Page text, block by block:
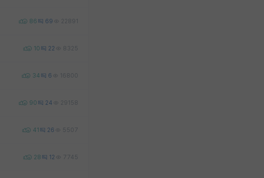
86 69 22891
10 22 8325
34 6 16800
90 24 29158
41 26 5507
28 12 7745